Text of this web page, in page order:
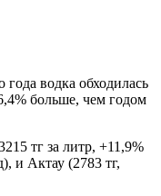
водка обходилась
больше, чем годом
тг за литр, +11,9%
и Актау (2783 тг,